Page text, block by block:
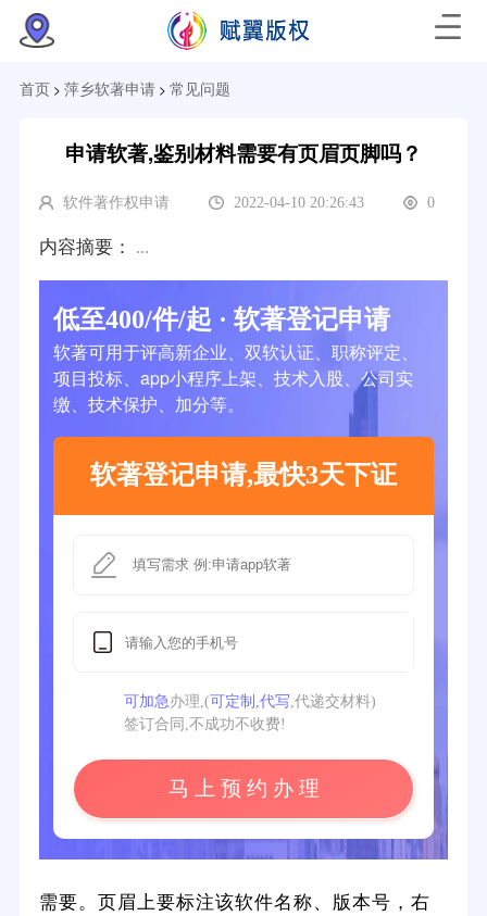
首页> 萍乡软著申请> 常见问题
申请软著,鉴别材料需要有页眉页脚吗？
软件著作权申请 2022-04-10 20:26:43 0
内容摘要： ...
低至400/件/起 · 软著登记申请
软著可用于评高新企业、双软认证、职称评定、
项目投标、app小程序上架、技术入股、公司实
缴、技术保护、加分等。
软著登记申请,最快3天下证
可加急办理,(可定制,代写 ,代递交材料)
签订合同,不成功不收费!
马 上 预 约 办 理
需要。页眉上要标注该软件名称、版本号，右